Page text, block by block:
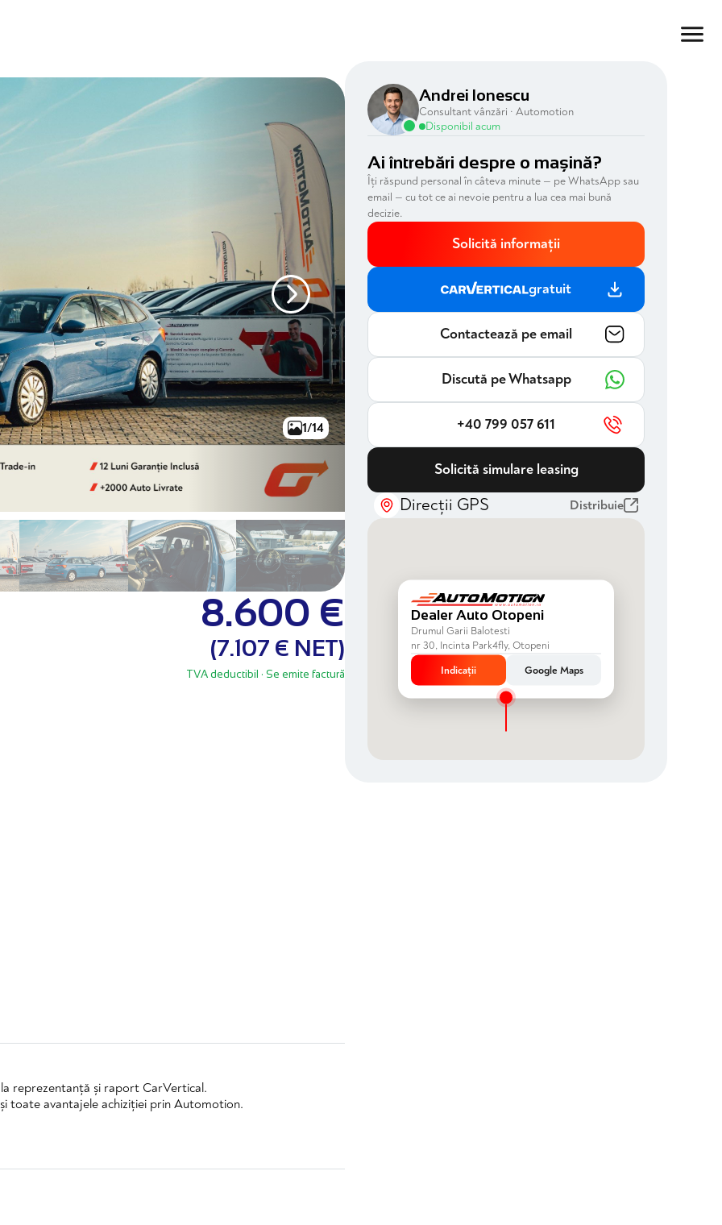
1/14
8.600 €
(7.107 € NET)
TVA deductibil · Se emite factură
reprezentanță și raport CarVertical.
toate avantajele achiziției prin Automotion.
Andrei Ionescu
Consultant vânzări · Automotion
Disponibil acum
Ai întrebări despre o mașină?
Îți răspund personal în câteva minute — pe WhatsApp sau
email — cu tot ce ai nevoie pentru a lua cea mai bună
decizie.
Solicită informații
gratuit
Contactează pe email
Discută pe Whatsapp
+40 799 057 611
Solicită simulare leasing
Direcții GPS Distribuie
Dealer Auto Otopeni
Drumul Garii Balotesti
nr 30, Incinta Park4fly, Otopeni
Indicații
Google Maps